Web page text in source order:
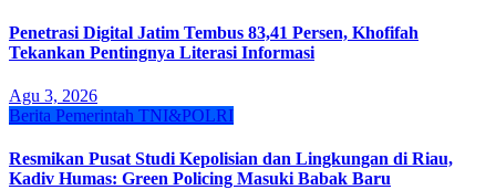
Penetrasi Digital Jatim Tembus 83,41 Persen, Khofifah
Tekankan Pentingnya Literasi Informasi
Agu 3, 2026
Berita Pemerintah TNI&POLRI
Resmikan Pusat Studi Kepolisian dan Lingkungan di Riau,
Kadiv Humas: Green Policing Masuki Babak Baru